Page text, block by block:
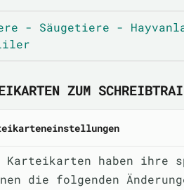
- Säugetiere -
ZUM
Karteikarten haben ihre
die folgenden